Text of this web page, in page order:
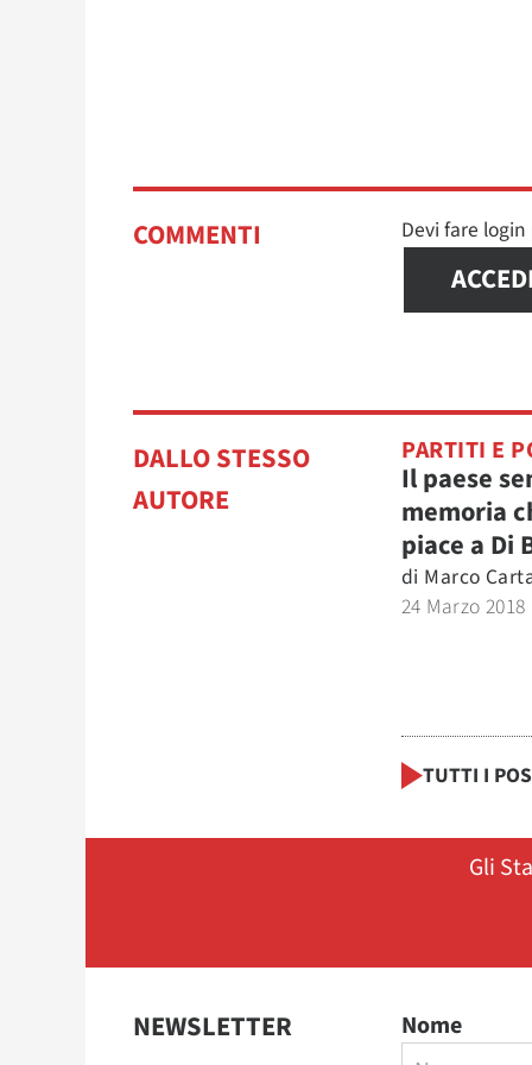
COMMENTI Devi fare
ACCEDI
DALLO STESSO
AUTORE
PARTITI E
Il paese
memoria
piace a Di
di Marco
24 Marzo 2018
TUTTI I
Gli
NEWSLETTER Nome